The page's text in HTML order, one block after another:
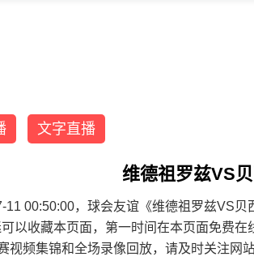
文字直播
维德祖罗兹VS
00:50:00，球会友谊《维德祖罗兹VS
以收藏本页面，第一时间在本页面免费
视频集锦和全场录像回放，请及时关注网